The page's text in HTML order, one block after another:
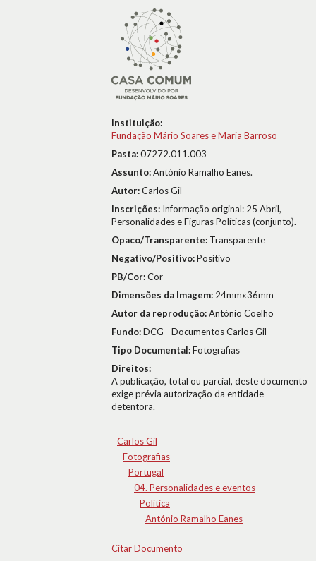
Instituição:
Fundação Mário Soares e Maria Barroso
Pasta:07272.011.003
Assunto:António Ramalho Eanes.
Autor:Carlos Gil
Inscrições: Informação original: 25 Abril,
Personalidades e Figuras Políticas (conjunto).
Opaco/Transparente: Transparente
Negativo/Positivo:Positivo
PB/Cor:Cor
Dimensões da Imagem: 24mmx36mm
Autor da reprodução:António Coelho
Fundo:DCG - Documentos Carlos Gil
Tipo Documental:Fotografias
Direitos:
A publicação, total ou parcial, deste documento
exige prévia autorização da entidade
detentora.
Carlos Gil
Fotografias
Portugal
04. Personalidades e eventos
Política
António Ramalho Eanes
Citar Documento